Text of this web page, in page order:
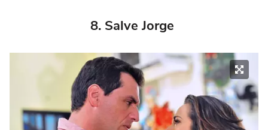
8. Salve Jorge